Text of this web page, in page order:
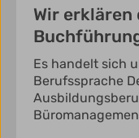
Wir
Es handelt sich
Berufssprache